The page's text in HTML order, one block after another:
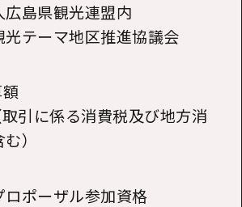
島県観光連盟内
光テーマ地区推進協議会
引に係る消費税及び地方消
）
ポーザル参加資格